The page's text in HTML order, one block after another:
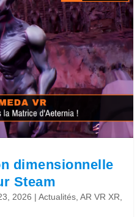
dimensionnelle
Steam
2026 |Actualités ,AR VR XR